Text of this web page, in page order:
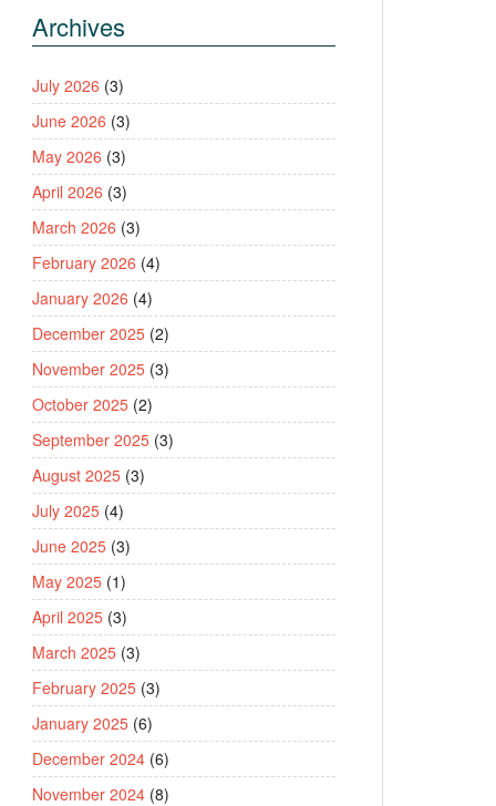
Archives
July 2026 (3)
June 2026 (3)
May 2026 (3)
April 2026 (3)
March 2026 (3)
February 2026 (4)
January 2026 (4)
December 2025 (2)
November 2025 (3)
October 2025 (2)
September 2025 (3)
August 2025 (3)
July 2025 (4)
June 2025 (3)
May 2025 (1)
April 2025 (3)
March 2025 (3)
February 2025 (3)
January 2025 (6)
December 2024 (6)
November 2024 (8)